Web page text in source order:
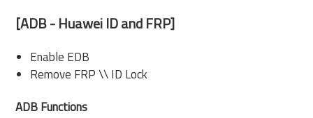
[ADB - Huawei ID and FRP]
Enable EDB
Remove FRP \\ ID Lock
ADB Functions